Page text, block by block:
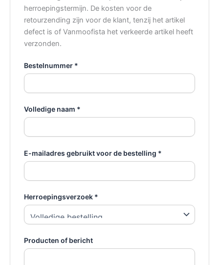
herroepingstermijn. De kosten voor de
retourzending zijn voor de klant, tenzij het artikel
defect is of Vanmoofista het verkeerde artikel heeft
verzonden.
Bestelnummer *
Volledige naam *
E-mailadres gebruikt voor de bestelling *
Herroepingsverzoek *
Producten of bericht